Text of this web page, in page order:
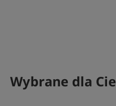
Wybrane dla